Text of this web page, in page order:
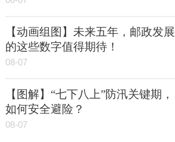
【动画组图】未来五年，邮政发展
的这些数字值得期待！
08-07
【图解】“七下八上”防汛关键期，
如何安全避险？
08-07